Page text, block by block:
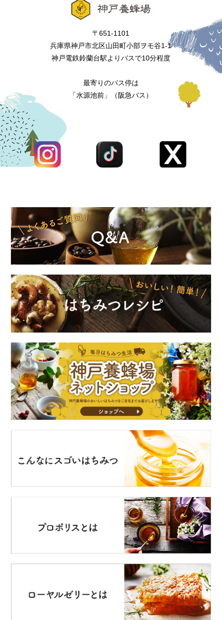
〒651-1101
兵庫県神戸市北区山田町小部ヲモ谷1-1
神戸電鉄鈴蘭台駅よりバスで10分程度
最寄りのバス停は
「水源池前」（阪急バス）